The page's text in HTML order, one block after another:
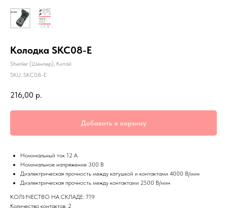
Колодка SKC08-E
Shenler (Шенлер), Китай
SKU: SKC08-E
216,00 р.
Добавить в корзину
Номинальный ток 12 А
Номинальное напряжение 300 В
Диэлектрическая прочность между катушкой и контактами 4000 В/мин
Диэлектрическая прочность между контактами 2500 В/мин
КОЛИЧЕСТВО НА СКЛАДЕ: 719
Количество контактов: 2